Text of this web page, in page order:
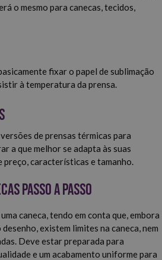
o mesmo para canecas, tecidos,
fixar o papel de sublimação
à temperatura da prensa.
de prensas térmicas para
a que melhor se adapta às suas
preço, características e tamanho.
passo a passo
caneca, tendo em conta que, embora
existem limites na caneca, nem
Deve estar preparada para
e um acabamento uniforme para